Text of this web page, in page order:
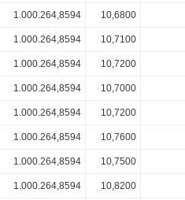
1.000.264,8594 10,6800
1.000.264,8594 10,7100
1.000.264,8594 10,7200
1.000.264,8594 10,7000
1.000.264,8594 10,7200
1.000.264,8594 10,7600
1.000.264,8594 10,7500
1.000.264,8594 10,8200